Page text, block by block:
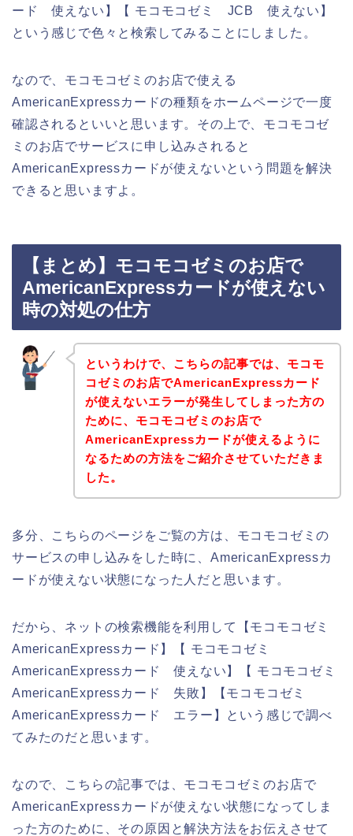
ード 使えない】【 モコモコゼミ JCB 使えない】
という感じで色々と検索してみることにしました。
なので、モコモコゼミのお店で使える
AmericanExpressカードの種類をホームページで一度
確認されるといいと思います。その上で、モコモコゼ
ミのお店でサービスに申し込みされると
AmericanExpressカードが使えないという問題を解決
できると思いますよ。
【まとめ】モコモコゼミのお店で
AmericanExpressカードが使えない
時の対処の仕方
というわけで、こちらの記事では、モコモ
コゼミのお店でAmericanExpressカード
が使えないエラーが発生してしまった方の
ために、モコモコゼミのお店で
AmericanExpressカードが使えるように
なるための方法をご紹介させていただきま
した。
多分、こちらのページをご覧の方は、モコモコゼミの
サービスの申し込みをした時に、AmericanExpressカ
ードが使えない状態になった人だと思います。
だから、ネットの検索機能を利用して【モコモコゼミ
AmericanExpressカード】【 モコモコゼミ
AmericanExpressカード 使えない】【 モコモコゼミ
AmericanExpressカード 失敗】【モコモコゼミ
AmericanExpressカード エラー】という感じで調べ
てみたのだと思います。
なので、こちらの記事では、モコモコゼミのお店で
AmericanExpressカードが使えない状態になってしま
った方のために、その原因と解決方法をお伝えさせて